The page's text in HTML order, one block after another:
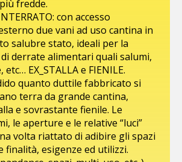
fredde.
con accesso
due vani ad uso cantina in
salubre stato, ideali per la
derrate alimentari quali salumi,
EX_STALLA e FIENILE.
quanto duttile fabbricato si
terra da grande cantina,
e sovrastante fienile. Le
le aperture e le relative “luci”
volta riattato di adibire gli spazi
finalità, esigenze ed utilizzi.